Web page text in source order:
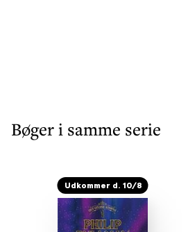
Bøger i samme serie
Udkommer d. 10/8